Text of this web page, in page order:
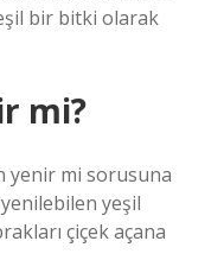
bir bitki olarak
mi?
yenir mi sorusuna
yeşil
çiçek açana